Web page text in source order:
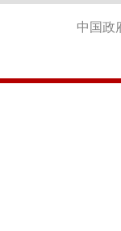
中国政